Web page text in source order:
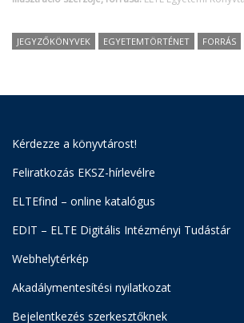
JEGYZŐKÖNYVEK EGYETEMTÖRTÉNET FORRÁS
Kérdezze a könyvtárost!
Feliratkozás EKSZ-hírlevélre
ELTEfind – online katalógus
EDIT – ELTE Digitális Intézményi Tudástár
Webhelytérkép
Akadálymentesítési nyilatkozat
Bejelentkezés szerkesztőknek